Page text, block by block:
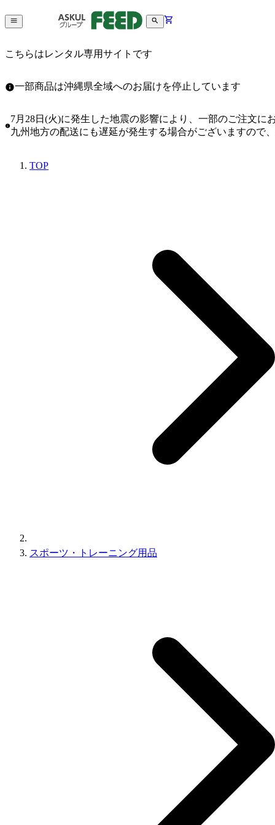
こちらはレンタル専用サイトです
一部商品は沖縄県全域へのお届けを停止しています
7月28日(火)に発生した地震の影響により、一部のご注文に
九州地方の配送にも遅延が発生する場合がございますので
TOP
スポーツ・トレーニング用品